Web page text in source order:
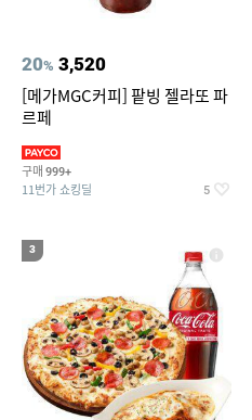
20% 3,520
[메가MGC커피] 팥빙 젤라또 파
르페
구매 999+
11번가 쇼킹딜 5
3